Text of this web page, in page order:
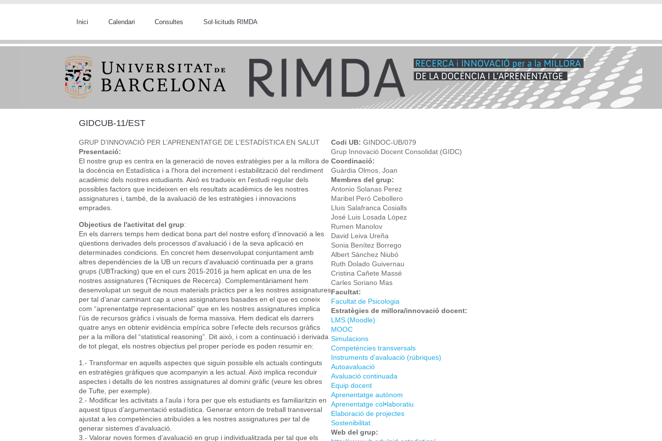
Vés al contingut
Inici Calendari Consultes Sol·licituds RIMDA
GIDCUB-11/EST
GRUP D’INNOVACIÓ PER L’APRENENTATGE DE L’ESTADÍSTICA EN SALUT
Presentació:
El nostre grup es centra en la generació de noves estratègies per a la millora de
la docència en Estadística i a l'hora del increment i estabilització del rendiment
acadèmic dels nostres estudiants. Això es tradueix en l'estudi regular dels
possibles factors que incideixen en els resultats acadèmics de les nostres
assignatures i, també, de la avaluació de les estratègies i innovacions
emprades.
Objectius de l'activitat del grup:
En els darrers temps hem dedicat bona part del nostre esforç d’innovació a les
qüestions derivades dels processos d’avaluació i de la seva aplicació en
determinades condicions. En concret hem desenvolupat conjuntament amb
altres dependències de la UB un recurs d’avaluació continuada per a grans
grups (UBTracking) que en el curs 2015-2016 ja hem aplicat en una de les
nostres assignatures (Tècniques de Recerca). Complementàriament hem
desenvolupat un seguit de nous materials pràctics per a les nostres assignatures
per tal d’anar caminant cap a unes assignatures basades en el que es coneix
com “aprenentatge representacional” que en les nostres assignatures implica
l’ús de recursos gràfics i visuals de forma massiva. Hem dedicat els darrers
quatre anys en obtenir evidència empírica sobre l’efecte dels recursos gràfics
per a la millora del “statistical reasoning”. Dit això, i com a continuació i derivada
de tot plegat, els nostres objectius pel proper període es poden resumir en:
1.- Transformar en aquells aspectes que siguin possible els actuals continguts
en estratègies gràfiques que acompanyin a les actual. Això implica reconduir
aspectes i detalls de les nostres assignatures al domini gràfic (veure les obres
de Tufte, per exemple).
2.- Modificar les activitats a l’aula i fora per que els estudiants es familiaritzin en
aquest tipus d’argumentació estadística. Generar entorn de treball transversal
ajustat a les competències atribuïdes a les nostres assignatures per tal de
generar sistemes d’avaluació.
3.- Valorar noves formes d’avaluació en grup i individualitzada per tal que els
Codi UB: GINDOC-UB/079
Grup Innovació Docent Consolidat (GIDC)
Coordinació:
Guàrdia Olmos, Joan
Membres del grup:
Antonio Solanas Perez
Maribel Peró Cebollero
Lluis Salafranca Cosialls
José Luis Losada López
Rumen Manolov
David Leiva Ureña
Sonia Benítez Borrego
Albert Sánchez Niubó
Ruth Dolado Guivernau
Cristina Cañete Massé
Carles Soriano Mas
Facultat:
Facultat de Psicologia
Estratègies de millora/innovació docent:
LMS (Moodle)
MOOC
Simulacions
Competències transversals
Instruments d’avaluació (rúbriques)
Autoavaluació
Avaluació continuada
Equip docent
Aprenentatge autònom
Aprenentatge col•laboratiu
Elaboració de projectes
Sostenibilitat
Web del grup: